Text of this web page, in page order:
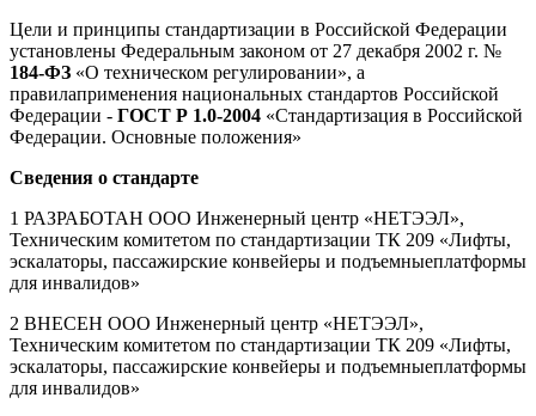
Цели и принципы стандартизации в Российской Федерации
установлены Федеральным законом от 27 декабря 2002 г. №
184-ФЗ «О техническом регулировании», а
правилаприменения национальных стандартов Российской
Федерации - ГОСТ Р 1.0-2004 «Стандартизация в Российской
Федерации. Основные положения»
Сведения о стандарте
1 РАЗРАБОТАН ООО Инженерный центр «НЕТЭЭЛ»,
Техническим комитетом по стандартизации ТК 209 «Лифты,
эскалаторы, пассажирские конвейеры и подъемныеплатформы
для инвалидов»
2 ВНЕСЕН ООО Инженерный центр «НЕТЭЭЛ»,
Техническим комитетом по стандартизации ТК 209 «Лифты,
эскалаторы, пассажирские конвейеры и подъемныеплатформы
для инвалидов»